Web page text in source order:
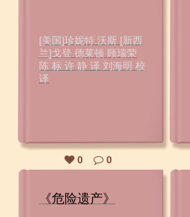
[美国]珍妮特.沃斯 [新西
兰]戈登.德莱顿 顾瑞荣
陈 标 许 静 译 刘海明 校
译
0 0
《危险遗产》